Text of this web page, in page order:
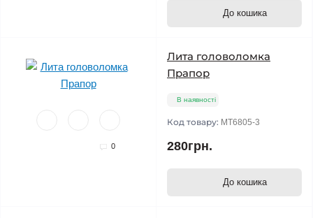
До кошика
0
Лита головоломка
Прапор
В наявності
Код товару: MT6805-3
280грн.
До кошика